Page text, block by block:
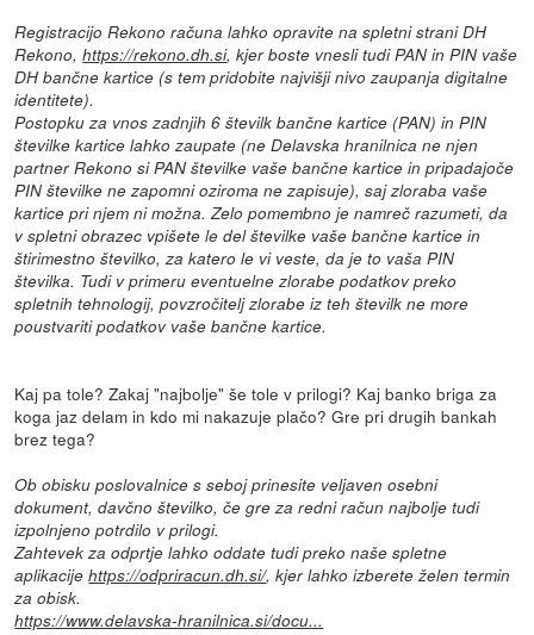
Registracijo Rekono računa lahko opravite na spletni strani DH
Rekono,https://rekono.dh.si, kjer boste vnesli tudi PAN in PIN vaše
DH bančne kartice (s tem pridobite najvišji nivo zaupanja digitalne
identitete).
Postopku za vnos zadnjih 6 številk bančne kartice (PAN) in PIN
številke kartice lahko zaupate (ne Delavska hranilnica ne njen
partner Rekono si PAN številke vaše bančne kartice in pripadajoče
PIN številke ne zapomni oziroma ne zapisuje), saj zloraba vaše
kartice pri njem ni možna. Zelo pomembno je namreč razumeti, da
v spletni obrazec vpišete le del številke vaše bančne kartice in
štirimestno številko, za katero le vi veste, da je to vaša PIN
številka. Tudi v primeru eventuelne zlorabe podatkov preko
spletnih tehnologij, povzročitelj zlorabe iz teh številk ne more
poustvariti podatkov vaše bančne kartice.
Kaj pa tole? Zakaj "najbolje" še tole v prilogi? Kaj banko briga za
koga jaz delam in kdo mi nakazuje plačo? Gre pri drugih bankah
brez tega?
Ob obisku poslovalnice s seboj prinesite veljaven osebni
dokument, davčno številko, če gre za redni račun najbolje tudi
izpolnjeno potrdilo v prilogi.
Zahtevek za odprtje lahko oddate tudi preko naše spletne
aplikacijehttps://odpriracun.dh.si/, kjer lahko izberete želen termin
za obisk.
https://www.delavska-hranilnica.si/docu...